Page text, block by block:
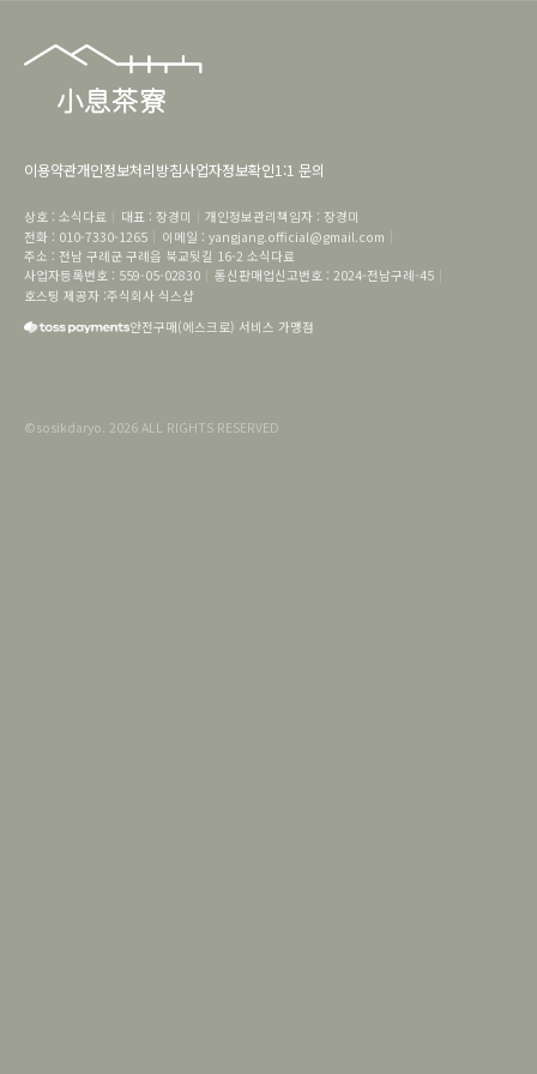
이용약관개인정보처리방침사업자정보확인1:1 문의
상호 : 소식다료 대표 : 장경미 개인정보관리책임자 : 장경미
전화 : 010-7330-1265 이메일 : yangjang.official@gmail.com
주소 : 전남 구례군 구례읍 북교뒷길 16-2 소식다료
사업자등록번호 : 559-05-02830 통신판매업신고번호 : 2024-전남구례-45
호스팅 제공자 :주식회사 식스샵
안전구매(에스크로) 서비스 가맹점
©sosikdaryo. 2026 ALL RIGHTS RESERVED